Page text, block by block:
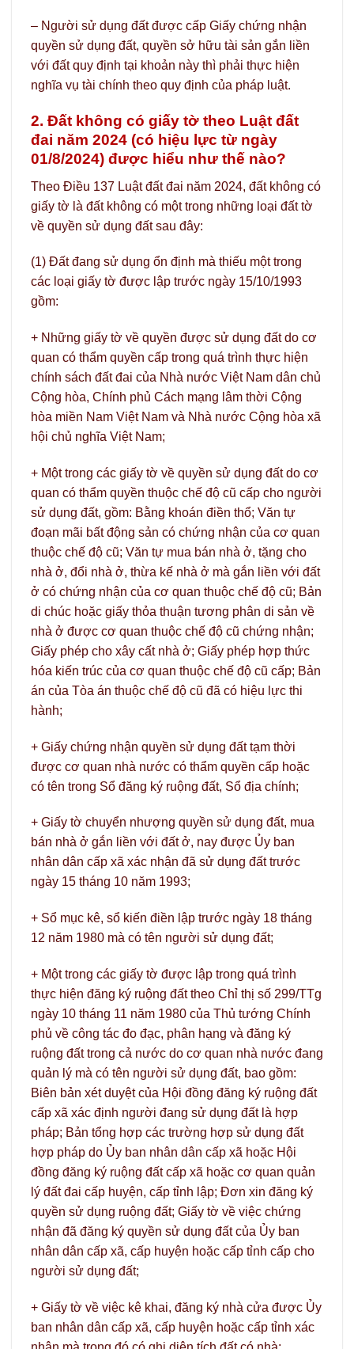
– Người sử dụng đất được cấp Giấy chứng nhận
quyền sử dụng đất, quyền sở hữu tài sản gắn liền
với đất quy định tại khoản này thì phải thực hiện
nghĩa vụ tài chính theo quy định của pháp luật.
2. Đất không có giấy tờ theo Luật đất
đai năm 2024 (có hiệu lực từ ngày
01/8/2024) được hiểu như thế nào?
Theo Điều 137 Luật đất đai năm 2024, đất không có
giấy tờ là đất không có một trong những loại đất tờ
về quyền sử dụng đất sau đây:
(1) Đất đang sử dụng ổn định mà thiếu một trong
các loại giấy tờ được lập trước ngày 15/10/1993
gồm:
+ Những giấy tờ về quyền được sử dụng đất do cơ
quan có thẩm quyền cấp trong quá trình thực hiện
chính sách đất đai của Nhà nước Việt Nam dân chủ
Cộng hòa, Chính phủ Cách mạng lâm thời Cộng
hòa miền Nam Việt Nam và Nhà nước Cộng hòa xã
hội chủ nghĩa Việt Nam;
+ Một trong các giấy tờ về quyền sử dụng đất do cơ
quan có thẩm quyền thuộc chế độ cũ cấp cho người
sử dụng đất, gồm: Bằng khoán điền thổ; Văn tự
đoạn mãi bất động sản có chứng nhận của cơ quan
thuộc chế độ cũ; Văn tự mua bán nhà ở, tặng cho
nhà ở, đổi nhà ở, thừa kế nhà ở mà gắn liền với đất
ở có chứng nhận của cơ quan thuộc chế độ cũ; Bản
di chúc hoặc giấy thỏa thuận tương phân di sản về
nhà ở được cơ quan thuộc chế độ cũ chứng nhận;
Giấy phép cho xây cất nhà ở; Giấy phép hợp thức
hóa kiến trúc của cơ quan thuộc chế độ cũ cấp; Bản
án của Tòa án thuộc chế độ cũ đã có hiệu lực thi
hành;
+ Giấy chứng nhận quyền sử dụng đất tạm thời
được cơ quan nhà nước có thẩm quyền cấp hoặc
có tên trong Sổ đăng ký ruộng đất, Sổ địa chính;
+ Giấy tờ chuyển nhượng quyền sử dụng đất, mua
bán nhà ở gắn liền với đất ở, nay được Ủy ban
nhân dân cấp xã xác nhận đã sử dụng đất trước
ngày 15 tháng 10 năm 1993;
+ Sổ mục kê, sổ kiến điền lập trước ngày 18 tháng
12 năm 1980 mà có tên người sử dụng đất;
+ Một trong các giấy tờ được lập trong quá trình
thực hiện đăng ký ruộng đất theo Chỉ thị số 299/TTg
ngày 10 tháng 11 năm 1980 của Thủ tướng Chính
phủ về công tác đo đạc, phân hạng và đăng ký
ruộng đất trong cả nước do cơ quan nhà nước đang
quản lý mà có tên người sử dụng đất, bao gồm:
Biên bản xét duyệt của Hội đồng đăng ký ruộng đất
cấp xã xác định người đang sử dụng đất là hợp
pháp; Bản tổng hợp các trường hợp sử dụng đất
hợp pháp do Ủy ban nhân dân cấp xã hoặc Hội
đồng đăng ký ruộng đất cấp xã hoặc cơ quan quản
lý đất đai cấp huyện, cấp tỉnh lập; Đơn xin đăng ký
quyền sử dụng ruộng đất; Giấy tờ về việc chứng
nhận đã đăng ký quyền sử dụng đất của Ủy ban
nhân dân cấp xã, cấp huyện hoặc cấp tỉnh cấp cho
người sử dụng đất;
+ Giấy tờ về việc kê khai, đăng ký nhà cửa được Ủy
ban nhân dân cấp xã, cấp huyện hoặc cấp tỉnh xác